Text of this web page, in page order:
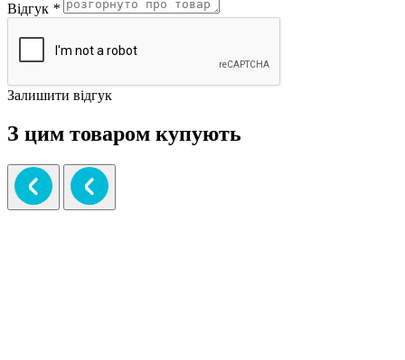
Відгук *
Залишити відгук
З цим товаром купують